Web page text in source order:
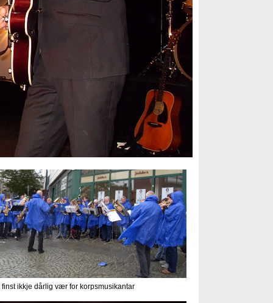
finst ikkje dårlig vær for korpsmusikantar